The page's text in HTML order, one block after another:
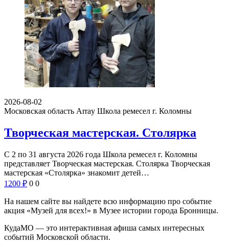
2026-08-02
Московская область Array Школа ремесел г. Коломны
Творческая мастерская. Столярка
С 2 по 31 августа 2026 года Школа ремесел г. Коломны
представляет Творческая мастерская. Столярка Творческая
мастерская «Столярка» знакомит детей…
1200 ₽ 0 0
На нашем сайте вы найдете всю информацию про событие
акция «Музей для всех!» в Музее истории города Бронницы.
КудаМО — это интерактивная афиша самых интересных
событий Московской области.